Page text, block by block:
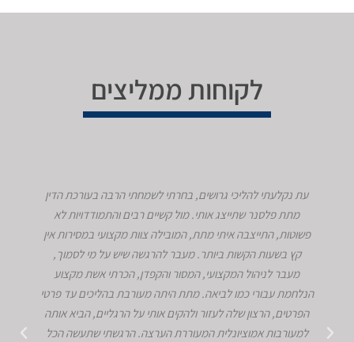
לקוחות ממליצים
עת נקלעתי להליכי גרושים, בחרתי לשמחתי הרבה בעורכת הדין
מתת פלסנר שתייצג אותי. מול קשיים רבים והתמודדויות לא
פשוטות, התייצבה איתי מתת, המובילה צוות מקצועי במסירות אין
קץ בשעות הקשות ביותר. מעבר להרגשה שיש על מי לסמוך,
מעבר לניהול המקצועי, המסור והקפדן, הכרתי אשת מקצוע
הנלחמת עבורי כמו לביאה. מתת היתה מעורבת בהליכים עד פרטי
הפרטים, הרצון שלה לעזור ולהקים אותי על הרגליים, הביא אותה
למעורבות אמוציונלית המעוררת הערצה. הרגשתי שתעשה הכל